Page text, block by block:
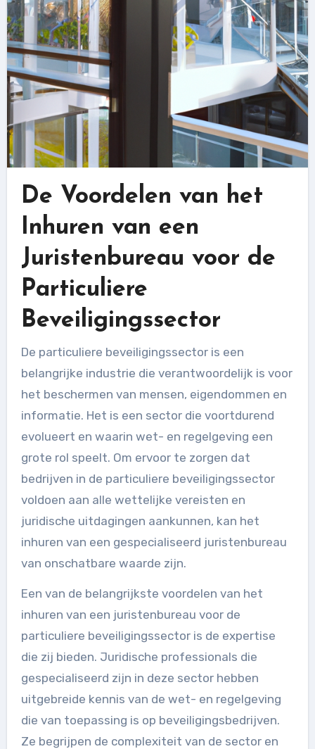
De Voordelen van het
Inhuren van een
Juristenbureau voor de
Particuliere
Beveiligingssector
De particuliere beveiligingssector is een
belangrijke industrie die verantwoordelijk is voor
het beschermen van mensen, eigendommen en
informatie. Het is een sector die voortdurend
evolueert en waarin wet- en regelgeving een
grote rol speelt. Om ervoor te zorgen dat
bedrijven in de particuliere beveiligingssector
voldoen aan alle wettelijke vereisten en
juridische uitdagingen aankunnen, kan het
inhuren van een gespecialiseerd juristenbureau
van onschatbare waarde zijn.
Een van de belangrijkste voordelen van het
inhuren van een juristenbureau voor de
particuliere beveiligingssector is de expertise
die zij bieden. Juridische professionals die
gespecialiseerd zijn in deze sector hebben
uitgebreide kennis van de wet- en regelgeving
die van toepassing is op beveiligingsbedrijven.
Ze begrijpen de complexiteit van de sector en